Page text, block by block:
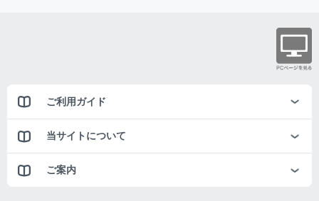
ご利用ガイド
当サイトについて
ご案内